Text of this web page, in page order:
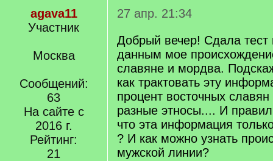
agava11
Участник
Москва
Сообщений:
63
На сайте с
2016 г.
Рейтинг:
21
27 апр. 21:34
Добрый вечер! Сдала тест
данным мое
славяне и мордва.
как трактовать эту
процент восточных
разные этносы.... И
что эта информация
? И как можно узнать
мужской линии?